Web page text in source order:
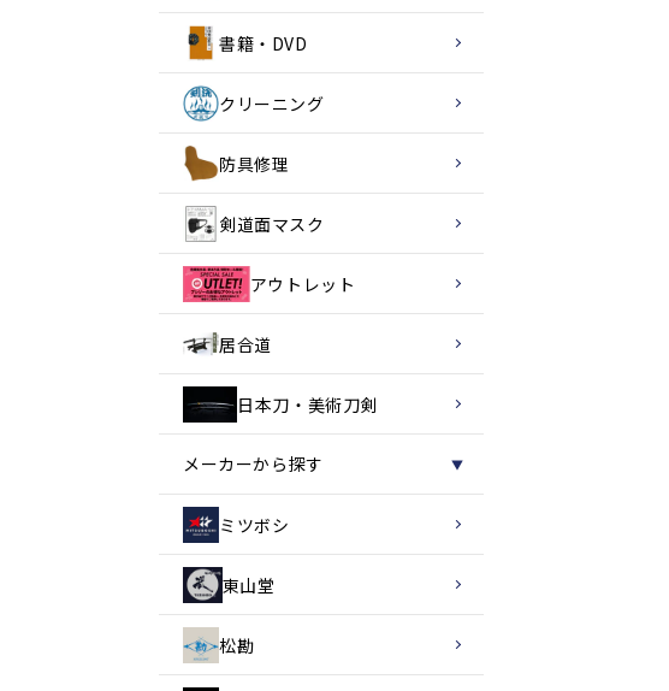
書籍・DVD
クリーニング
防具修理
剣道面マスク
アウトレット
居合道
日本刀・美術刀剣
メーカーから探す ▼
ミツボシ
東山堂
松勘